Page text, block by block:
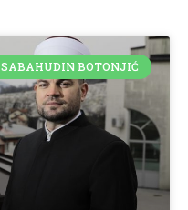
SABAHUDIN BOTONJIĆ